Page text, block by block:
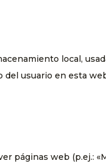
local,
del usuario en esta
páginas web (p.ej.: